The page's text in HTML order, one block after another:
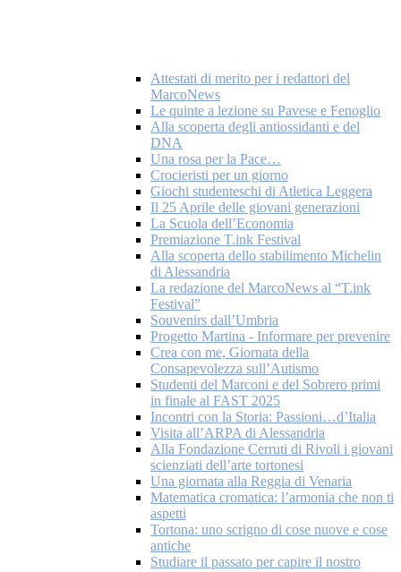
Attestati di merito per i redattori del
MarcoNews
Le quinte a lezione su Pavese e Fenoglio
Alla scoperta degli antiossidanti e del
DNA
Una rosa per la Pace…
Crocieristi per un giorno
Giochi studenteschi di Atletica Leggera
Il 25 Aprile delle giovani generazioni
La Scuola dell’Economia
Premiazione T.ink Festival
Alla scoperta dello stabilimento Michelin
di Alessandria
La redazione del MarcoNews al “T.ink
Festival”
Souvenirs dall’Umbria
Progetto Martina - Informare per prevenire
Crea con me, Giornata della
Consapevolezza sull’Autismo
Studenti del Marconi e del Sobrero primi
in finale al FAST 2025
Incontri con la Storia: Passioni…d’Italia
Visita all’ARPA di Alessandria
Alla Fondazione Cerruti di Rivoli i giovani
scienziati dell’arte tortonesi
Una giornata alla Reggia di Venaria
Matematica cromatica: l’armonia che non ti
aspetti
Tortona: uno scrigno di cose nuove e cose
antiche
Studiare il passato per capire il nostro